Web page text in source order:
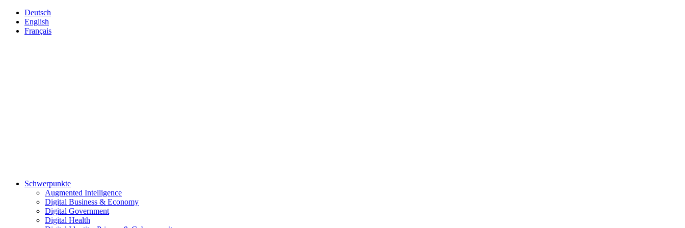
Deutsch
English
Français
Schwerpunkte
Augmented Intelligence
Digital Business & Economy
Digital Government
Digital Health